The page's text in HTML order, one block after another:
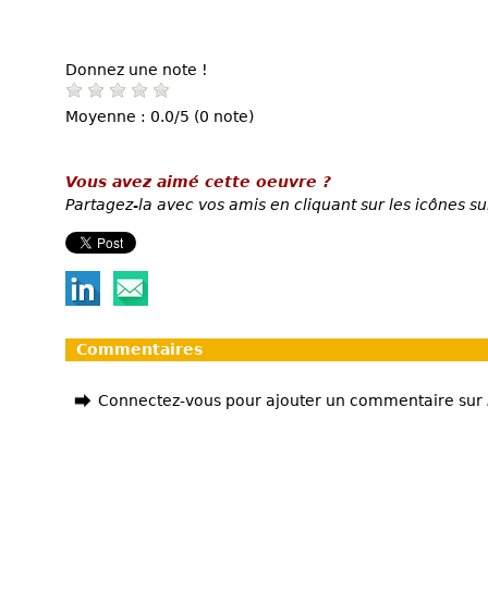
Donnez une note !
Moyenne : 0.0/5 (0 note)
Vous avez aimé cette oeuvre ?
Partagez-la avec vos amis en cliquant sur les icônes
Commentaires
Connectez-vous pour ajouter un commentaire sur